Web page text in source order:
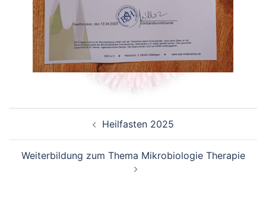
Beitragsnavigation
Heilfasten 2025
Weiterbildung zum Thema Mikrobiologie Therapie